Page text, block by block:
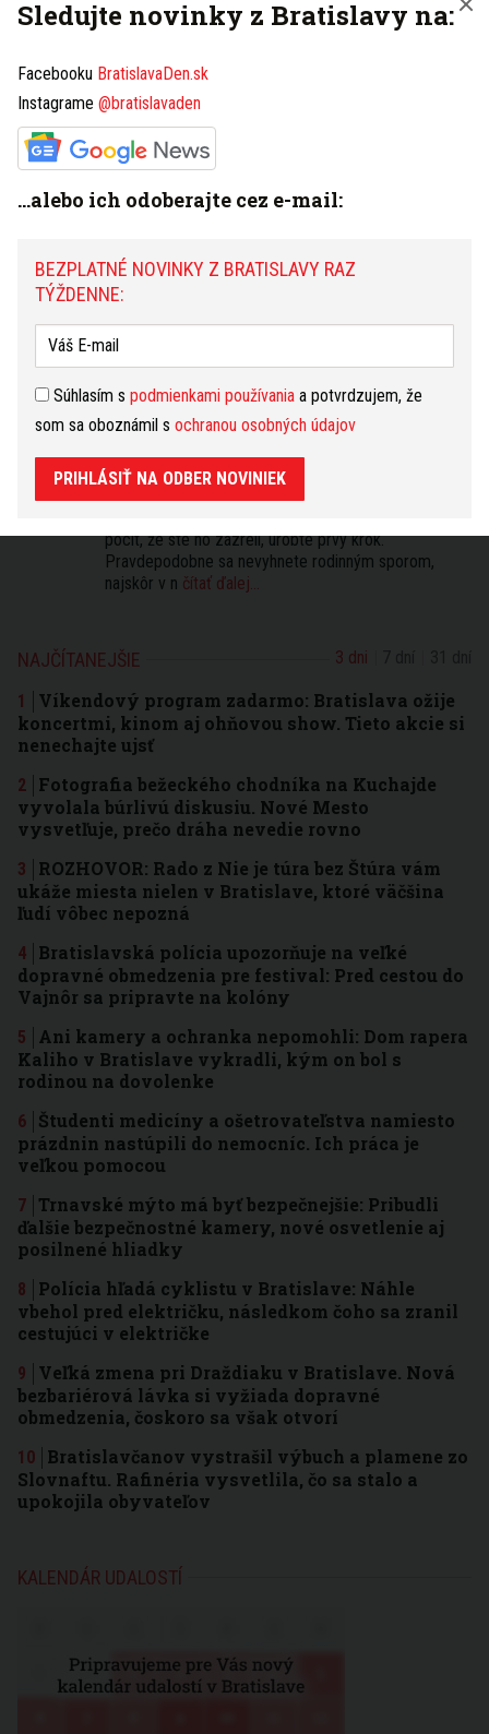
Súhlasím s podmienkami používania
PRIHLÁSIŤ NA ODBER NOVINIEK
Máte tip na článok?
HOROSKOP
Dnešný Zajtrajší Týždenný
Lev
Naskytne sa vám nečakaná príležitosť obnoviť starú
známosť alebo stretnete človeka, ktorý pre vás
pocit, že ste ho zazreli, urobte prvý krok.
Pravdepodobne sa nevyhnete rodinným sporom,
najskôr v n čítať ďalej...
NAJČÍTANEJŠIE 3 dni
Víkendový program zadarmo: Bratislava ožije
koncertmi, kinom aj ohňovou show. Tieto akcie si
nenechajte ujsť
Fotografia bežeckého chodníka na Kuchajde
vyvolala búrlivú diskusiu. Nové Mesto
vysvetľuje, prečo dráha nevedie rovno
ROZHOVOR: Rado z Nie je túra bez Štúra vám
ukáže miesta nielen v Bratislave, ktoré väčšina
ľudí vôbec nepozná
Bratislavská polícia upozorňuje na veľké
dopravné obmedzenia pre festival: Pred cestou do
Vajnôr sa pripravte na kolóny
Ani kamery a ochranka nepomohli: Dom rapera
Kaliho v Bratislave vykradli, kým on bol s
rodinou na dovolenke
Študenti medicíny a ošetrovateľstva namiesto
prázdnin nastúpili do nemocníc. Ich práca je
veľkou pomocou
Trnavské mýto má byť bezpečnejšie: Pribudli
ďalšie bezpečnostné kamery, nové osvetlenie aj
posilnené hliadky
Polícia hľadá cyklistu v Bratislave: Náhle
vbehol pred električku, následkom čoho sa zranil
cestujúci v električke
Veľká zmena pri Draždiaku v Bratislave. Nová
bezbariérová lávka si vyžiada dopravné
obmedzenia, čoskoro sa však otvorí
Bratislavčanov vystrašil výbuch a plamene zo
Slovnaftu. Rafinéria vysvetlila, čo sa stalo a
upokojila obyvateľov
KALENDÁR UDALOSTÍ
Sledujte novinky z Bratislavy na:
Facebooku BratislavaDen.sk
Instagrame @bratislavaden
...alebo ich odoberajte cez e-mail:
BEZPLATNÉ NOVINKY Z BRATISLAVY RAZ
TÝŽDENNE:
Súhlasím s podmienkami používania a potvrdzujem, že
som sa oboznámil s ochranou osobných údajov
PRIHLÁSIŤ NA ODBER NOVINIEK